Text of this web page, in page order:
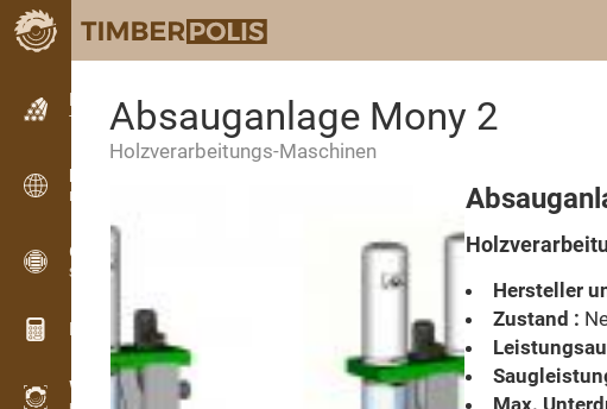
Kleinanzeigen
Textanzeigen
Kleinanzeigen
Internationale Anzeigen
OPTI-TIMB
Schnittbilder
Holz-Rechner
WoodProfi
Absauganlage Mony 2
Holzverarbeitungs-Maschinen
Hersteller
Zustand :
Max.